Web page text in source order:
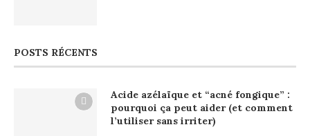
POSTS RÉCENTS
Acide azélaïque et “acné fongique” :
pourquoi ça peut aider (et comment
l’utiliser sans irriter)